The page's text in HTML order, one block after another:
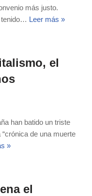
más justo.
tenido… Leer más »
el
han batido un triste
de una muerte
»
el